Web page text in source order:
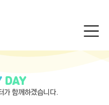
DAY
가 함께하겠습니다.